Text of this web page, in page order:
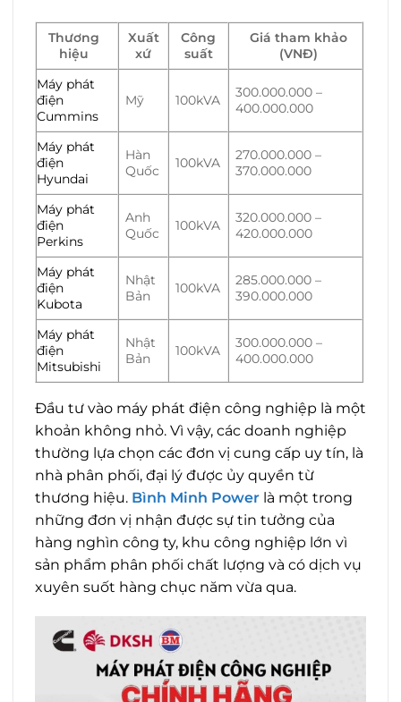
Thương
hiệu
Xuất
xứ
Công
suất
Giá tham khảo
(VNĐ)
Máy phát
điện
Cummins
Mỹ 100kVA
300.000.000 –
400.000.000
Máy phát
điện
Hyundai
Hàn
Quốc
100kVA
270.000.000 –
370.000.000
Máy phát
điện
Perkins
Anh
Quốc
100kVA
320.000.000 –
420.000.000
Máy phát
điện
Kubota
Nhật
Bản
100kVA
285.000.000 –
390.000.000
Máy phát
điện
Mitsubishi
Nhật
Bản
100kVA
300.000.000 –
400.000.000
Đầu tư vào máy phát điện công nghiệp là một
khoản không nhỏ. Vì vậy, các doanh nghiệp
thường lựa chọn các đơn vị cung cấp uy tín, là
nhà phân phối, đại lý được ủy quyền từ
thương hiệu. Bình Minh Power là một trong
những đơn vị nhận được sự tin tưởng của
hàng nghìn công ty, khu công nghiệp lớn vì
sản phẩm phân phối chất lượng và có dịch vụ
xuyên suốt hàng chục năm vừa qua.